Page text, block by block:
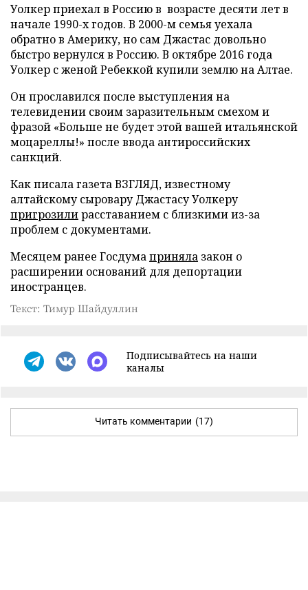
Уолкер приехал в Россию в возрасте десяти лет в
начале 1990-х годов. В 2000-м семья уехала
обратно в Америку, но сам Джастас довольно
быстро вернулся в Россию. В октябре 2016 года
Уолкер с женой Ребеккой купили землю на Алтае.
Он прославился после выступления на
телевидении своим заразительным смехом и
фразой «Больше не будет этой вашей итальянской
моцареллы!» после ввода антироссийских
санкций.
Как писала газета ВЗГЛЯД, известному
алтайскому сыровару Джастасу Уолкеру
пригрозилирасставанием с близкими из-за
проблем с документами.
Месяцем ранее Госдумаприняла закон о
расширении оснований для депортации
иностранцев.
Текст: Тимур Шайдуллин
Подписывайтесь на наши
каналы
Читать комментарии (17)